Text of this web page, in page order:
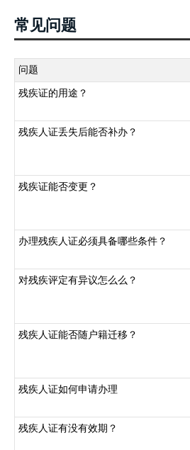
常见问题
问题
残疾证的用途？
残疾人证丢失后能否补办？
残疾证能否变更？
办理残疾人证必须具备哪些条件？
对残疾评定有异议怎么么？
残疾人证能否随户籍迁移？
残疾人证如何申请办理
残疾人证有没有效期？